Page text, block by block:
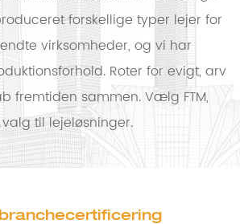
forskellige typer lejer for
virksomheder, og vi har
Roter for evigt, arv
fremtiden sammen. Vælg FTM,
til lejeløsninger.